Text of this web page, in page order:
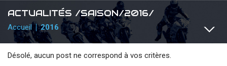
RÉSULTATS
PHOTOS / WEB TV
PARTENAIRES
ACTUALITÉS /SAISON/2016/
Accueil 2016
Désolé, aucun post ne correspond à vos critères.